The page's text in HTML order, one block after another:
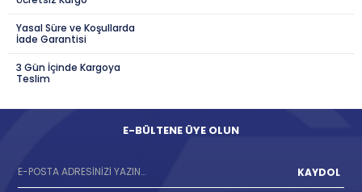
Yasal Süre ve Koşullarda
İade Garantisi
3 Gün İçinde Kargoya
Teslim
E-BÜLTENE ÜYE OLUN
KAYDOL